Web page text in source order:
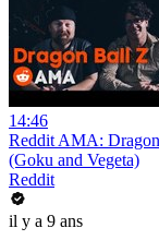
14:46
Reddit AMA:
(Goku and Vegeta)
Reddit
il y a 9 ans